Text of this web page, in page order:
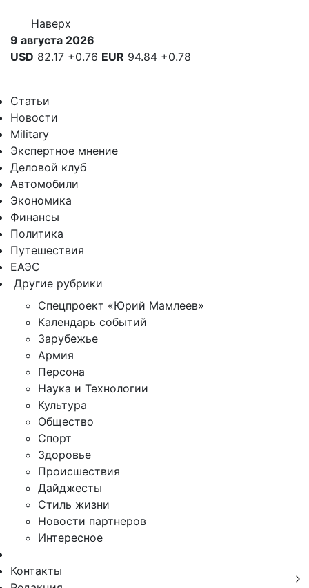
Наверх
9 августа 2026
USD 82.17 +0.76 EUR 94.84 +0.78
Статьи
Новости
Military
Экспертное мнение
Деловой клуб
Автомобили
Экономика
Финансы
Политика
Путешествия
ЕАЭС
Другие рубрики
Спецпроект «Юрий Мамлеев»
Календарь событий
Зарубежье
Армия
Персона
Наука и Технологии
Культура
Общество
Спорт
Здоровье
Происшествия
Дайджесты
Стиль жизни
Новости партнеров
Интересное
Контакты